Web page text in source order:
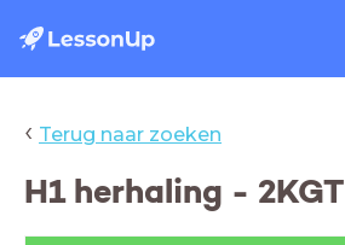
‹ Terug naar zoeken
H1 herhaling - 2KGT